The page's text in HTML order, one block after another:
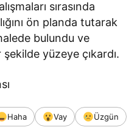
sırasında
ön planda tutarak
bulundu ve
yüzeye çıkardı.
Haha Vay
Üzgün